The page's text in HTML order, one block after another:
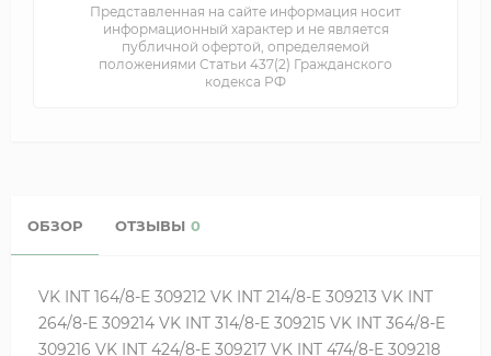
Представленная на сайте информация носит
информационный характер и не является
публичной офертой, определяемой
положениями Статьи 437(2) Гражданского
кодекса РФ
ОБЗОР ОТЗЫВЫ 0
VK INT 164/8-E 309212 VK INT 214/8-E 309213 VK INT
264/8-E 309214 VK INT 314/8-E 309215 VK INT 364/8-E
309216 VK INT 424/8-E 309217 VK INT 474/8-E 309218